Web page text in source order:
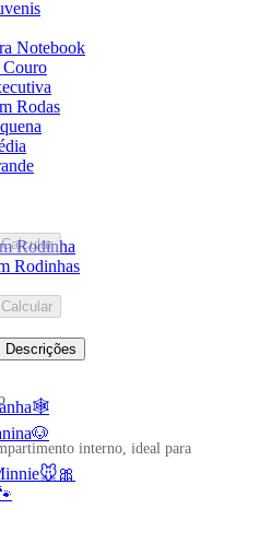
Notebook
Rodas
Rodinha
Rodinhas
Calcular
Calcular
Descrições
interno, ideal para